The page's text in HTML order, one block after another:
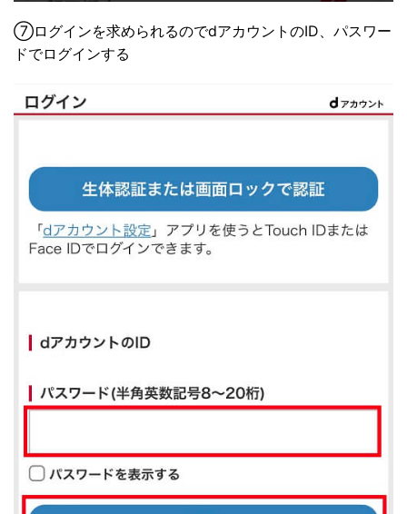
⑦ログインを求められるのでdアカウントのID、パスワー
ドでログインする